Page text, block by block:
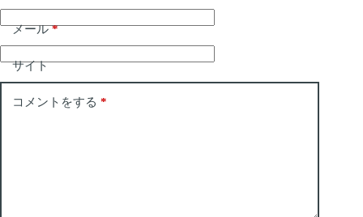
メール*
サイト
コメントをする *